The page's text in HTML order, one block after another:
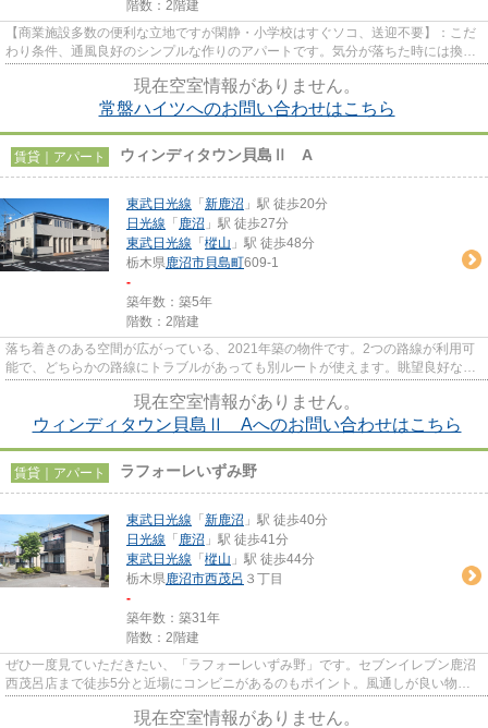
階数：2階建
【商業施設多数の便利な立地ですが閑静・小学校はすぐソコ、送迎不要】：こだ
わり条件、通風良好のシンプルな作りのアパートです。気分が落ちた時には換気
現在空室情報がありません。
常盤ハイツへのお問い合わせはこちら
賃貸｜アパート ウィンディタウン貝島Ⅱ A
東武日光線 「 新鹿沼 」駅 徒歩20分
日光線 「 鹿沼 」駅 徒歩27分
東武日光線 「 樅山 」駅 徒歩48分
栃木県鹿沼市貝島町609-1
-
築年数：築5年
階数：2階建
落ち着きのある空間が広がっている、2021年築の物件です。2つの路線が利用可
能で、どちらかの路線にトラブルがあっても別ルートが使えます。眺望良好なア
現在空室情報がありません。
ウィンディタウン貝島Ⅱ Aへのお問い合わせはこちら
賃貸｜アパート ラフォーレいずみ野
東武日光線 「 新鹿沼 」駅 徒歩40分
日光線 「 鹿沼 」駅 徒歩41分
東武日光線 「 樅山 」駅 徒歩44分
栃木県鹿沼市西茂呂 ３丁目
-
築年数：築31年
階数：2階建
ぜひ一度見ていただきたい、「ラフォーレいずみ野」です。セブンイレブン鹿沼
西茂呂店まで徒歩5分と近場にコンビニがあるのもポイント。風通しが良い物件
現在空室情報がありません。